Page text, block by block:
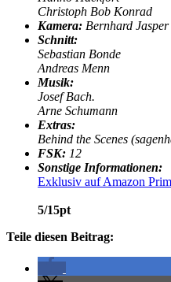
Christoph Bob Konrad
Kamera: Bernhard Jasper
Schnitt:
Sebastian Bonde
Andreas Menn
Musik:
Josef Bach.
Arne Schumann
Extras:
Behind the Scenes
FSK: 12
Sonstige Informationen:
Exklusiv auf Amazon
5/15pt
Teile diesen Beitrag: